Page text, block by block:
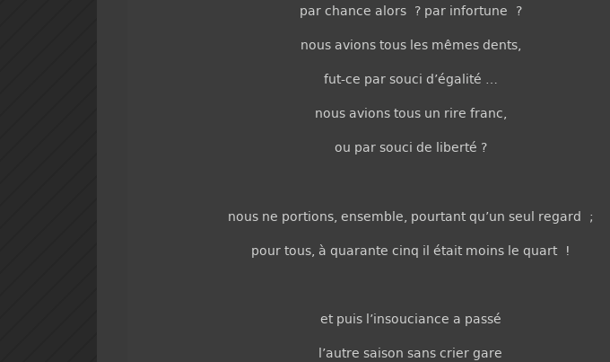
par chance alors ? par infortune ?
nous avions tous les mêmes dents,
fut-ce par souci d’égalité …
nous avions tous un rire franc,
ou par souci de liberté ?
nous ne portions, ensemble, pourtant qu’un seul regard ;
pour tous, à quarante cinq il était moins le quart !
et puis l’insouciance a passé
l’autre saison sans crier gare